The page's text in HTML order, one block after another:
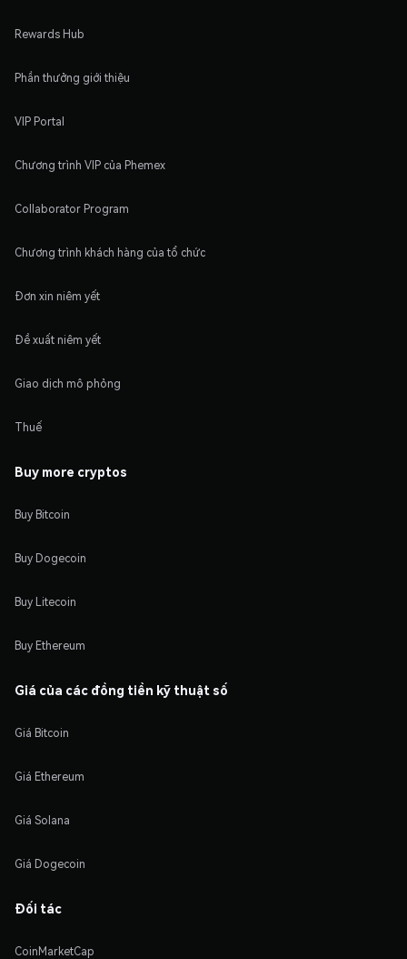
Rewards Hub
Phần thưởng giới thiệu
VIP Portal
Chương trình VIP của Phemex
Collaborator Program
Chương trình khách hàng của tổ chức
Đơn xin niêm yết
Đề xuất niêm yết
Giao dịch mô phỏng
Thuế
Buy more cryptos
Buy Bitcoin
Buy Dogecoin
Buy Litecoin
Buy Ethereum
Giá của các đồng tiền kỹ thuật số
Giá Bitcoin
Giá Ethereum
Giá Solana
Giá Dogecoin
Đối tác
CoinMarketCap